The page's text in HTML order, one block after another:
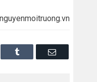
Tumblr Email